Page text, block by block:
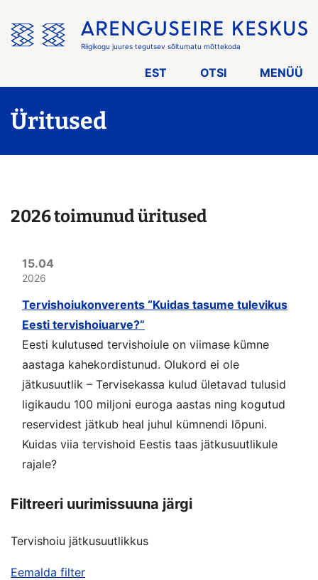
menüü
vahele
Riigikogu juures tegutsev sõltumatu mõttekoda
EST OTSI MENÜÜ
Üritused
2026 toimunud üritused
15.04
2026
Tervishoiukonverents “Kuidas tasume tulevikus
Eesti tervishoiuarve?”
Eesti kulutused tervishoiule on viimase kümne
aastaga kahekordistunud. Olukord ei ole
jätkusuutlik – Tervisekassa kulud ületavad tulusid
ligikaudu 100 miljoni euroga aastas ning kogutud
reservidest jätkub heal juhul kümnendi lõpuni.
Kuidas viia tervishoid Eestis taas jätkusuutlikule
rajale?
Filtreeri uurimissuuna järgi
Tervishoiu jätkusuutlikkus
Eemalda filter